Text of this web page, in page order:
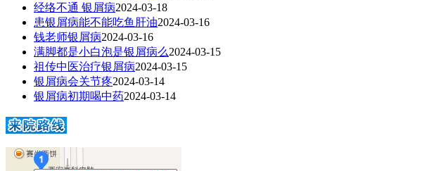
经络不通 银屑病2024-03-18
患银屑病能不能吃鱼肝油2024-03-16
钱老师银屑病2024-03-16
满脚都是小白泡是银屑病么2024-03-15
祖传中医治疗银屑病2024-03-15
银屑病会关节疼2024-03-14
银屑病初期喝中药2024-03-14